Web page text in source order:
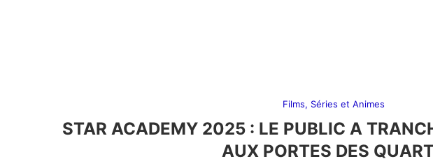
Films, Séries et Animes
STAR ACADEMY 2025 : LE PUBLIC A
AUX PORTES DES